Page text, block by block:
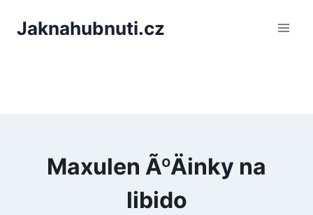
Jaknahubnuti.cz
Maxulen ÃºÄinky na
libido